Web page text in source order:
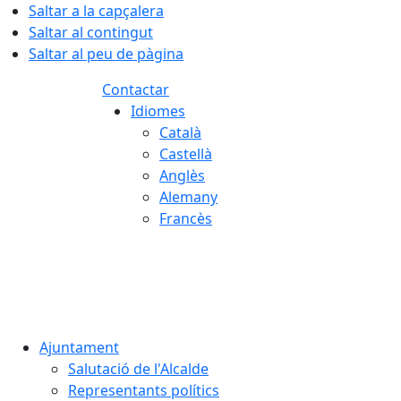
Saltar a la capçalera
Saltar al contingut
Saltar al peu de pàgina
Contactar
Idiomes
Català
Castellà
Anglès
Alemany
Francès
Ajuntament
Salutació de l'Alcalde
Representants polítics